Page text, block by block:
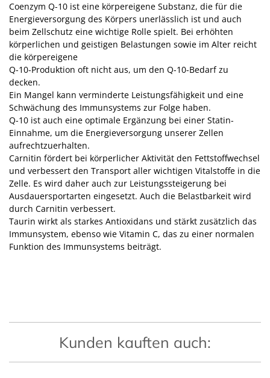
Coenzym Q-10 ist eine körpereigene Substanz, die für die
Energieversorgung des Körpers unerlässlich ist und auch
beim Zellschutz eine wichtige Rolle spielt. Bei erhöhten
körperlichen und geistigen Belastungen sowie im Alter reicht
die körpereigene
Q-10-Produktion oft nicht aus, um den Q-10-Bedarf zu
decken.
Ein Mangel kann verminderte Leistungsfähigkeit und eine
Schwächung des Immunsystems zur Folge haben.
Q-10 ist auch eine optimale Ergänzung bei einer Statin-
Einnahme, um die Energieversorgung unserer Zellen
aufrechtzuerhalten.
Carnitin fördert bei körperlicher Aktivität den Fettstoffwechsel
und verbessert den Transport aller wichtigen Vitalstoffe in die
Zelle. Es wird daher auch zur Leistungssteigerung bei
Ausdauersportarten eingesetzt. Auch die Belastbarkeit wird
durch Carnitin verbessert.
Taurin wirkt als starkes Antioxidans und stärkt zusätzlich das
Immunsystem, ebenso wie Vitamin C, das zu einer normalen
Funktion des Immunsystems beiträgt.
Kunden kauften auch: